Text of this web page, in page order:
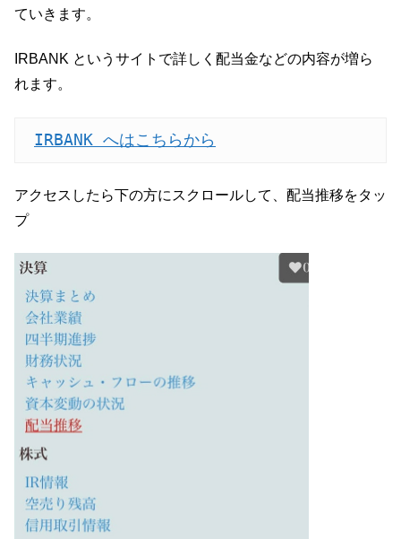
ていきます。
IRBANK というサイトで詳しく配当金などの内容が増ら
れます。
IRBANK へはこちらから
アクセスしたら下の方にスクロールして、配当推移をタッ
プ